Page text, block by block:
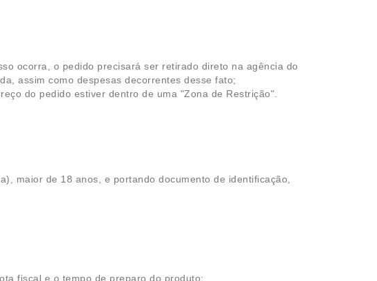
ocorra, o pedido precisará ser retirado direto na agência do
assim como despesas decorrentes desse fato;
do pedido estiver dentro de uma "Zona de Restrição".
maior de 18 anos, e portando documento de identificação,
fiscal e o tempo de preparo do produto;